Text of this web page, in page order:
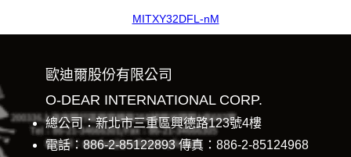
MITXY32DFL-nM
歐迪爾股份有限公司
O-DEAR INTERNATIONAL CORP.
總公司：新北市三重區興德路123號4樓
電話：886-2-85122893 傳真：886-2-85124968